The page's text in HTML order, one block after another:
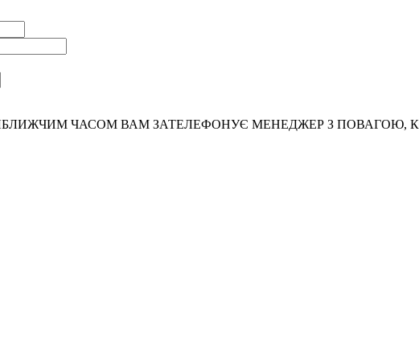
ЧАСОМ ВАМ ЗАТЕЛЕФОНУЄ МЕНЕДЖЕР З ПОВАГОЮ,